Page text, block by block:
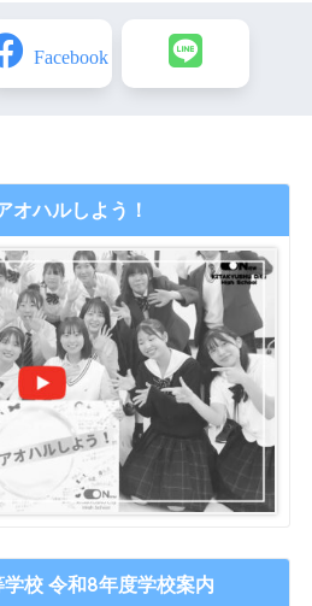
オハルしよう！
校 令和8年度学校案内